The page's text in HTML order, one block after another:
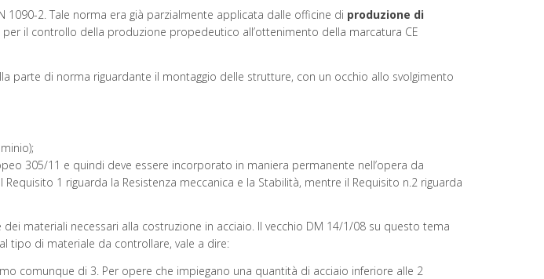
2. Tale norma era già parzialmente applicata dalle officine di produzione di
il controllo della produzione propedeutico all’ottenimento della marcatura CE
parte di norma riguardante il montaggio delle strutture, con un occhio allo svolgimento
305/11 e quindi deve essere incorporato in maniera permanente nell’opera da
1 riguarda la Resistenza meccanica e la Stabilità, mentre il Requisito n.2 riguarda
materiali necessari alla costruzione in acciaio. Il vecchio DM 14/1/08 su questo tema
tipo di materiale da controllare, vale a dire:
comunque di 3. Per opere che impiegano una quantità di acciaio inferiore alle 2